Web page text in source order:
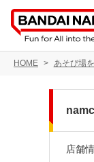
HOME あそび場
店舗